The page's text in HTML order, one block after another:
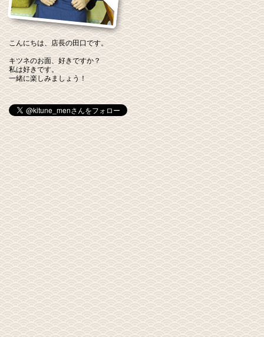
こんにちは、店長の田口です。
キツネのお面、好きですか？
私は好きです。
一緒に楽しみましょう！